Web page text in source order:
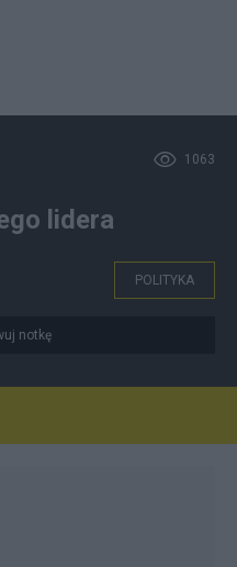
1063
lidera
POLITYKA
notkę